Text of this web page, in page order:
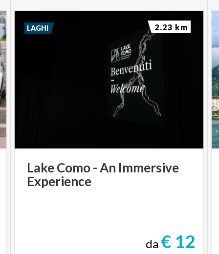
LakeComo-An Immersive
Experience
da € 12
LAGHI 2.23 km